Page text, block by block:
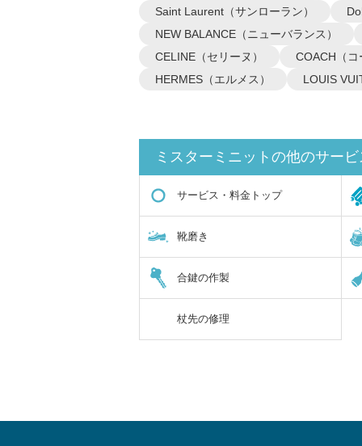
Saint Laurent（サンローラン）
NEW BALANCE（ニューバランス）
CELINE（セリーヌ）
COACH（コ
HERMES（エルメス）
LOUIS
ミスターミニットの他のサービ
サービス・料金トップ
靴磨き
合鍵の作製
杖先の修理